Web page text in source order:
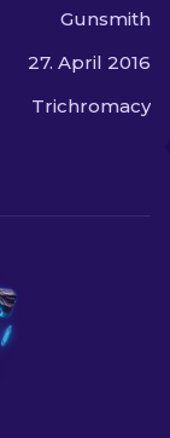
Gunsmith
27. April 2016
Trichromacy